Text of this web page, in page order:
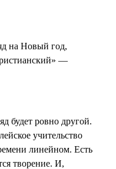
на Новый год,
—
будет ровно другой.
учительство
линейном. Есть
творение. И,